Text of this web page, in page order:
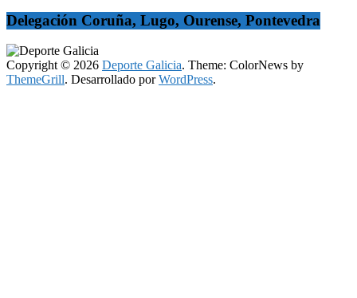
Delegación Coruña, Lugo, Ourense, Pontevedra
Copyright © 2026 Deporte Galicia. Theme: ColorNews by
ThemeGrill. Desarrollado porWordPress.